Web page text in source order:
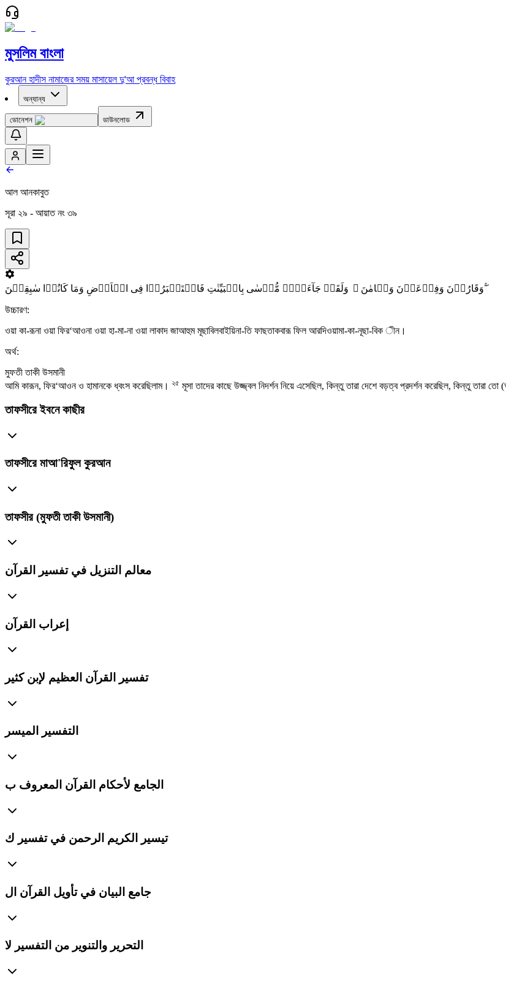
মুসলিম বাংলা
কুরআন হাদীস নামাজের সময় মাসায়েল দু'আ প্রবন্ধ বিবাহ
অন্যান্য
ডোনেশন ডাউনলোড
আল আনকাবুত
সূরা ২৯ - আয়াত নং ৩৯
وَقَارُوۡنَ وَفِرۡعَوۡنَ وَہَامٰنَ ۟ وَلَقَدۡ جَآءَہُمۡ مُّوۡسٰی بِالۡبَیِّنٰتِ فَاسۡتَکۡبَرُوۡا فِی الۡاَرۡضِ وَمَا کَانُوۡا سٰبِقِیۡنَ ۚۖ
উচ্চারণ:
ওয়া কা-রূনা ওয়া ফির‘আওনা ওয়া হা-মা-না ওয়া লাকাদ জাআহুম মূছাবিলবাইয়িনা-তি ফাছতাকবারূ ফিল আরদিওয়ামা-কা-নূছা-বিক ীন।
অর্থ:
মুফতী তাকী উসমানী
আমি কারূন, ফির‘আওন ও হামানকে ধ্বংস করেছিলাম। ২৫ মূসা তাদের কাছে উজ্জ্বল নিদর্শন নিয়ে এসেছিল, কিন্তু তারা দেশে বড়ত্ব প্রদর্শন করেছিল, কিন্তু তারা
তাফসীরে ইবনে কাছীর
তাফসীরে মাআ'রিফুল কুরআন
তাফসীর (মুফতী তাকী উসমানী)
معالم التنزيل في تفسير القرآن
إعراب القرآن
تفسير القرآن العظيم لإبن كثير
التفسير الميسر
الجامع لأحكام القرآن المعروف ب
تيسير الكريم الرحمن في تفسير ك
جامع البيان في تأويل القرآن ال
التحرير والتنوير من التفسير لا